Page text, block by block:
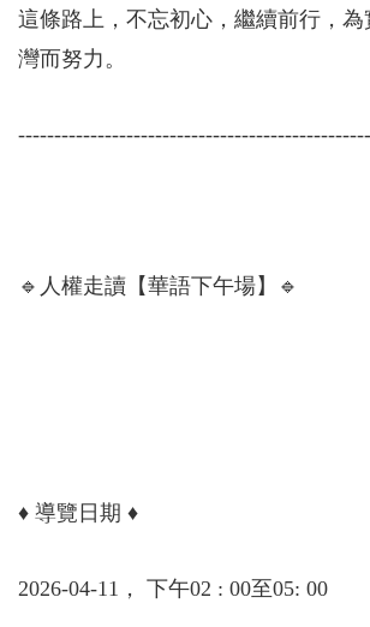
這條路上，不忘初心，繼續前行，
灣而努力。
🔹人權走讀【華語下午場】🔹
♦ 導覽日期 ♦
2026-04-11， 下午02 : 00至05: 00